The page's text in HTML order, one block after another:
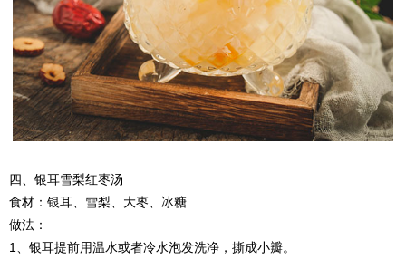
四、银耳雪梨红枣汤
食材：银耳、雪梨、大枣、冰糖
做法：
1、银耳提前用温水或者冷水泡发洗净，撕成小瓣。